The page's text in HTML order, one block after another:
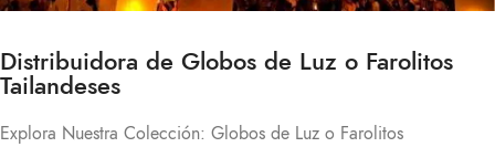
Distribuidora de Globos de Luz o Farolitos
Tailandeses
Explora Nuestra Colección: Globos de Luz o Farolitos